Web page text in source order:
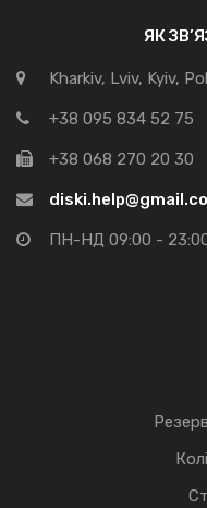
ЯК
Kharkiv, Lviv, Kyiv,
+38 095 834 52 75
+38 068 270 20 30
ПН-НД 09:00 -